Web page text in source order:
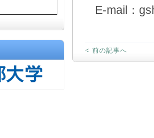
E-mail：
< 前の記事へ